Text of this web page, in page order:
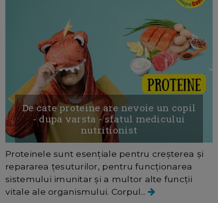
De cate proteine are nevoie un copil
- dupa varsta - sfatul medicului
nutritionist
Proteinele sunt esențiale pentru creșterea și
repararea țesuturilor, pentru funcționarea
sistemului imunitar și a multor alte funcții
vitale ale organismului. Corpul...